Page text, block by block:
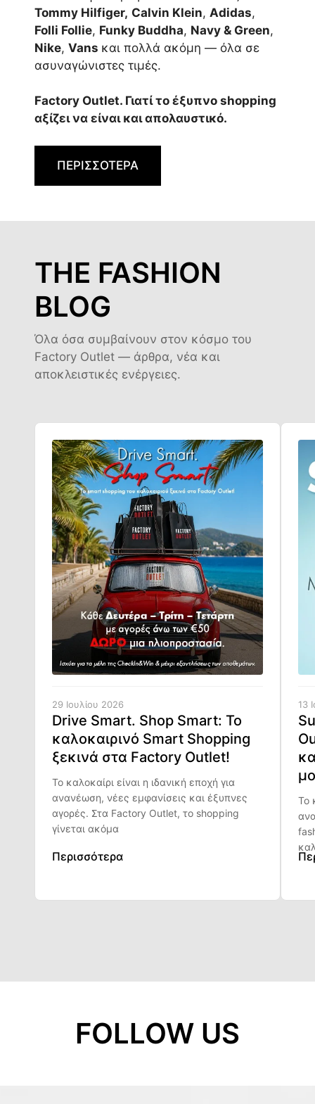
Tommy Hilfiger, Calvin Klein, Adidas,
Folli Follie, Funky Buddha, Navy & Green,
Nike, Vans και πολλά ακόμη — όλα σε
ασυναγώνιστες τιμές.
Factory Outlet. Γιατί το έξυπνο shopping
αξίζει να είναι και απολαυστικό.
ΠΕΡΙΣΣΟΤΕΡΑ
THE FASHION
BLOG
Όλα όσα συμβαίνουν στον κόσμο του
Factory Outlet — άρθρα, νέα και
αποκλειστικές ενέργειες.
29 Ιουλίου 2026
Drive Smart. Shop Smart: Το
καλοκαιρινό Smart Shopping
ξεκινά στα Factory Outlet!
Το καλοκαίρι είναι η ιδανική εποχή για
ανανέωση, νέες εμφανίσεις και έξυπνες
αγορές. Στα Factory Outlet, το shopping
γίνεται ακόμα
Περισσότερα
13
Το
FOLLOW US